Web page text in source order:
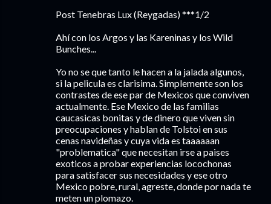
Post Tenebras Lux (Reygadas) ***1/2
Ahí con los Argos y las Kareninas y los Wild
Bunches...
Yo no se que tanto le hacen a la jalada algunos,
si la pelicula es clarisima. Simplemente son los
contrastes de ese par de Mexicos que conviven
actualmente. Ese Mexico de las familias
caucasicas bonitas y de dinero que viven sin
preocupaciones y hablan de Tolstoi en sus
cenas navideñas y cuya vida es taaaaaan
"problematica" que necesitan irse a paises
exoticos a probar experiencias locochonas
para satisfacer sus necesidades y ese otro
Mexico pobre, rural, agreste, donde por nada te
meten un plomazo.